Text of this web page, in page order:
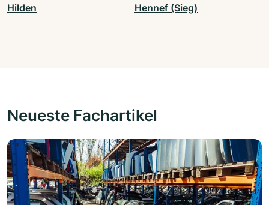
Hilden Hennef (Sieg)
Neueste Fachartikel